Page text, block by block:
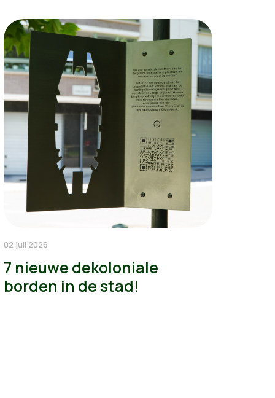
02 juli 2026
7 nieuwe dekoloniale
borden in de stad!